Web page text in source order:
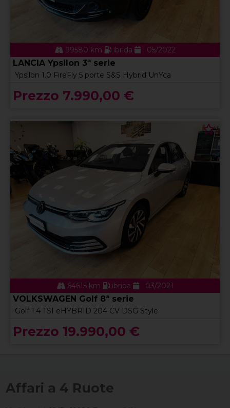
99580 km ibrida 05/2022
LANCIA Ypsilon 3ª serie
Ypsilon 1.0 FireFly 5 porte S&S Hybrid UnYca
Prezzo 7.990,00 €
64615 km ibrida 03/2021
VOLKSWAGEN Golf 8ª serie
Golf 1.4 TSI eHYBRID 204 CV DSG Style
Prezzo 19.990,00 €
Affari a 4 Ruote